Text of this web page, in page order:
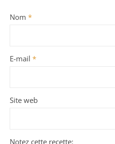
Nom *
E-mail *
Site web
Notez cette recette: